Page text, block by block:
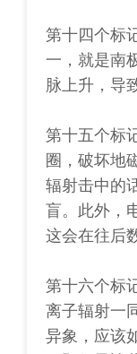
第十四个标
一，就是南
脉上升，导
第十五个标
圈，破坏地
辐射击中的
盲。此外，
这会在往后
第十六个标
离子辐射一
异象，应该